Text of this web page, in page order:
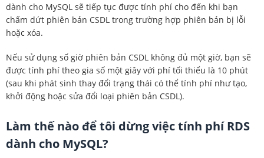
dành cho MySQL sẽ tiếp tục được tính phí cho đến khi bạn
chấm dứt phiên bản CSDL trong trường hợp phiên bản bị lỗi
hoặc xóa.
Nếu sử dụng số giờ phiên bản CSDL không đủ một giờ, bạn sẽ
được tính phí theo gia số một giây với phí tối thiểu là 10 phút
(sau khi phát sinh thay đổi trạng thái có thể tính phí như tạo,
khởi động hoặc sửa đổi loại phiên bản CSDL).
Làm thế nào để tôi dừng việc tính phí RDS
dành cho MySQL?